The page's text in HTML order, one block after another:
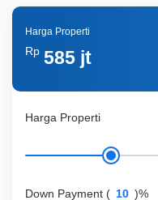
Harga Properti
Down Payment ( )%
Harga Properti
Rp 585 jt